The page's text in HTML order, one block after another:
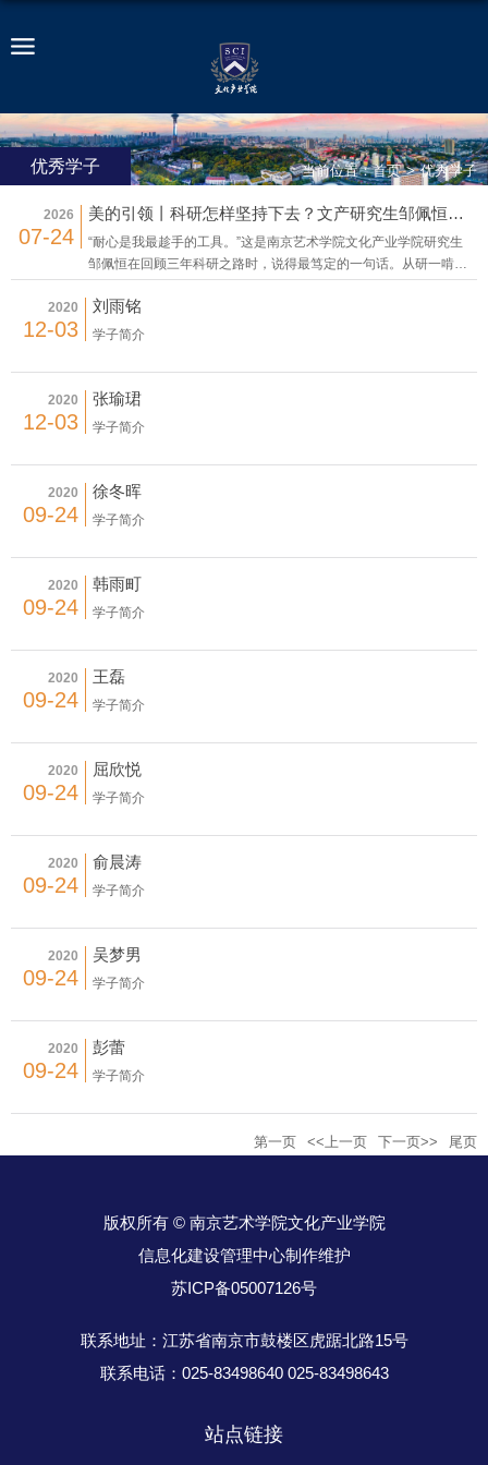
优秀学子 当前位置：首页 > 优秀学子
2026
07-24
美的引领丨科研怎样坚持下去？文产研究生邹佩恒有一条“耐心”法则
“耐心是我最趁手的工具。”这是南京艺术学院文化产业学院研究生
邹佩恒在回顾三年科研之路时，说得最笃定的一句话。从研一啃下
理等多重身份中锤炼表达与统筹能力，再到即将继续在本校攻读博
士学位，邹佩恒用一套“理论筑基，实践淬炼”的方法论，走出了属
异，我的经验是‘理论筑基，实践淬炼’。”刚入学时，他深感理论基
础薄弱，于是从研一起便强制自己每日至少阅读50页经典著作，这
讲座，主动吸纳业界前沿观点，以此拓展认知边界。在他看来，“只
2020
12-03
刘雨铭
学子简介
2020
12-03
张瑜珺
学子简介
2020
09-24
徐冬晖
学子简介
2020
09-24
韩雨町
学子简介
2020
09-24
王磊
学子简介
2020
09-24
屈欣悦
学子简介
2020
09-24
俞晨涛
学子简介
2020
09-24
吴梦男
学子简介
2020
09-24
彭蕾
学子简介
第一页 <<上一页 下一页>> 尾页
版权所有 © 南京艺术学院文化产业学院
信息化建设管理中心制作维护
苏ICP备05007126号
联系地址：江苏省南京市鼓楼区虎踞北路15号
联系电话：025-83498640 025-83498643
站点链接